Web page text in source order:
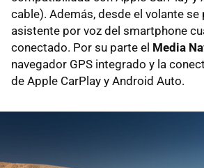
cable). Además, desde el volante se
asistente por voz del smartphone
conectado. Por su parte el Media
navegador GPS integrado y la
de Apple CarPlay y Android Auto.